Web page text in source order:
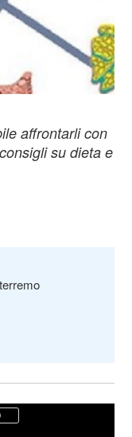
affrontarli con
su dieta e